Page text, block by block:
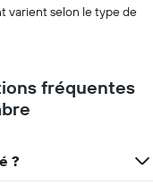
varient selon le type de
fréquentes
?